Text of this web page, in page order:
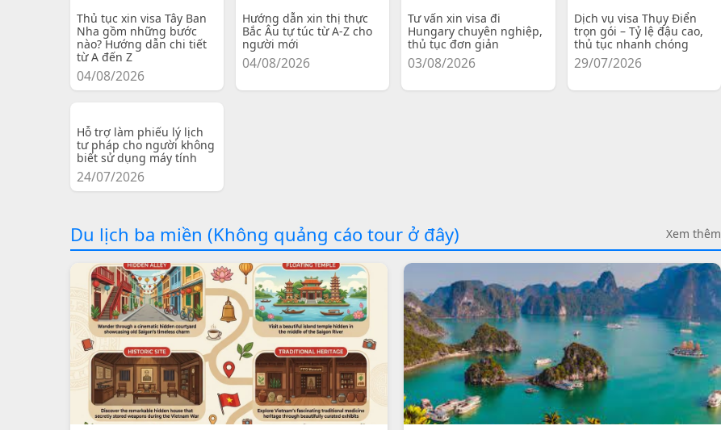
Thủ tục xin visa Tây Ban
Nha gồm những bước
nào? Hướng dẫn chi tiết
từ A đến Z
04/08/2026
Hướng dẫn xin thị thực
Bắc Âu tự túc từ A-Z cho
người mới
04/08/2026
Tư vấn xin visa đi
Hungary chuyên nghiệp,
thủ tục đơn giản
03/08/2026
Dịch vụ visa Thụy Điển
trọn gói – Tỷ lệ đậu cao,
thủ tục nhanh chóng
29/07/2026
Hỗ trợ làm phiếu lý lịch
tư pháp cho người không
biết sử dụng máy tính
24/07/2026
Du lịch ba miền (Không quảng cáo tour ở đây) Xem thêm